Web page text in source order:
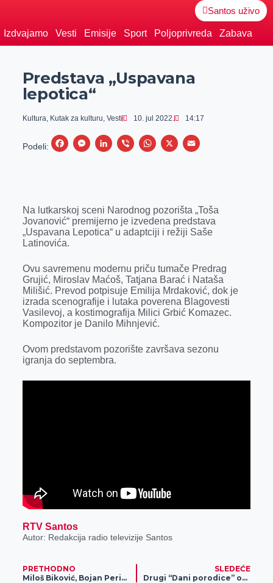
Santos uživo
Izdvajamo Vesti Emisije Sport Poljoprivreda Zabava
Predstava „Uspavana
lepotica“
Kultura, Kutak za kulturu, Vesti 10. jul 2022. 14:17
Podeli:
F
b
o
o
M
e
n
L
e
d
V
r
W
s
A
X
E
l
Na lutkarskoj sceni Narodnog pozorišta „Toša
Jovanović“ premijerno je izvedena predstava
„Uspavana Lepotica“ u adaptciji i režiji Saše
Latinovića.
Ovu savremenu modernu priču tumače Predrag
Grujić, Miroslav Maćoš, Tatjana Barać i Nataša
Milišić. Prevod potpisuje Emilija Mrdaković, dok je
izrada scenografije i lutaka poverena Blagovesti
Vasilevoj, a kostimografija Milici Grbić Komazec.
Kompozitor je Danilo Mihnjević.
Ovom predstavom pozorište završava sezonu
igranja do septembra.
RTV Santos
Autor: Redakcija radio televizije Santos
PRETHODNO
Miloš Biković, Bojan Perić, Viktor Savić i mnogi drugi sa publikom Exita delili nezaboravne trenutke!
SLEDEĆE
Drugi “Dani porodice” održaće se u Perlezu 3. i 4. septembra, uz bogatiji program i veći broj učesnika